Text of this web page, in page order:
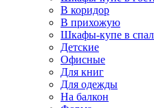
В коридор
В прихожую
Шкафы-купе в
Детские
Офисные
Для книг
Для одежды
На балкон